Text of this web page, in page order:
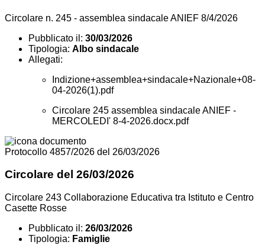
Circolare n. 245 - assemblea sindacale ANIEF 8/4/2026
Pubblicato il: 30/03/2026
Tipologia: Albo sindacale
Allegati:
Indizione+assemblea+sindacale+Nazionale+08-
04-2026(1).pdf
Circolare 245 assemblea sindacale ANIEF -
MERCOLEDI' 8-4-2026.docx.pdf
Protocollo 4857/2026 del 26/03/2026
Circolare del 26/03/2026
Circolare 243 Collaborazione Educativa tra Istituto e Centro
Casette Rosse
Pubblicato il: 26/03/2026
Tipologia: Famiglie